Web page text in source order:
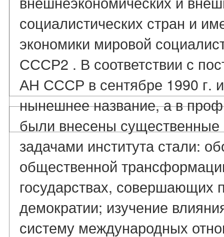
социалистических стран и
экономики мировой
СССР2 . В соответствии с
АН СССР в сентябре 1990 г.
нынешнее название, а в
были внесены
задачами института стали:
общественной
государствах, совершающих
демократии; изучение
систему международных